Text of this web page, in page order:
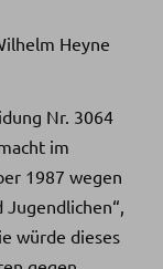
Heyne
Nr. 3064
im
1987 wegen
würde dieses